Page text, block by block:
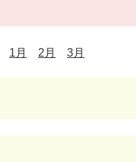
1月 2月 3月